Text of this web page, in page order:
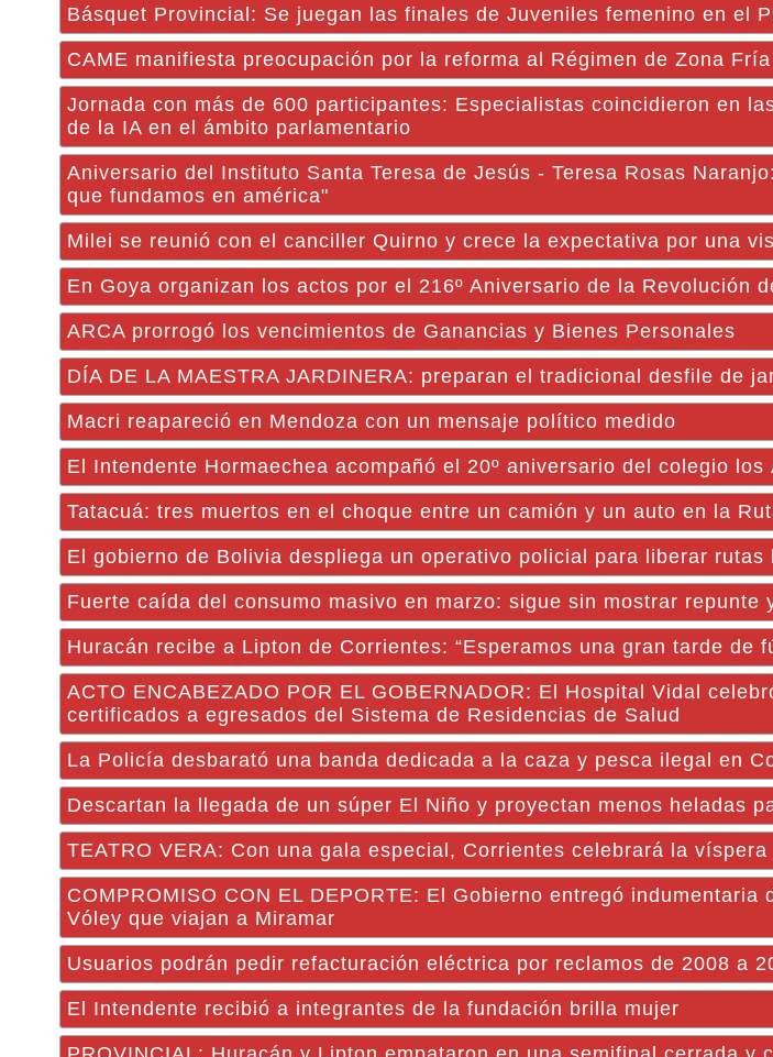
Básquet Provincial: Se juegan las finales de Juveniles femenino en el
CAME manifiesta preocupación por la reforma al Régimen de Zona
Jornada con más de 600 participantes: Especialistas coincidieron en
de la IA en el ámbito parlamentario
Aniversario del Instituto Santa Teresa de Jesús - Teresa Rosas
que fundamos en américa"
Milei se reunió con el canciller Quirno y crece la expectativa por una
En Goya organizan los actos por el 216º Aniversario de la Revolución
ARCA prorrogó los vencimientos de Ganancias y Bienes Personales
DÍA DE LA MAESTRA JARDINERA: preparan el tradicional desfile de
Macri reapareció en Mendoza con un mensaje político medido
El Intendente Hormaechea acompañó el 20º aniversario del colegio los
Tatacuá: tres muertos en el choque entre un camión y un auto en la
El gobierno de Bolivia despliega un operativo policial para liberar
Fuerte caída del consumo masivo en marzo: sigue sin mostrar repunte
Huracán recibe a Lipton de Corrientes: “Esperamos una gran tarde de
ACTO ENCABEZADO POR EL GOBERNADOR: El Hospital Vidal
certificados a egresados del Sistema de Residencias de Salud
La Policía desbarató una banda dedicada a la caza y pesca ilegal en
Descartan la llegada de un súper El Niño y proyectan menos heladas
TEATRO VERA: Con una gala especial, Corrientes celebrará la
COMPROMISO CON EL DEPORTE: El Gobierno entregó indumentaria
Vóley que viajan a Miramar
Usuarios podrán pedir refacturación eléctrica por reclamos de 2008 a
El Intendente recibió a integrantes de la fundación brilla mujer